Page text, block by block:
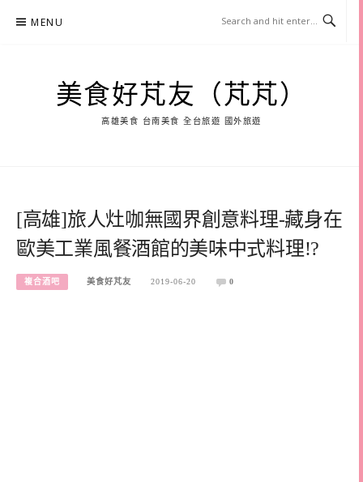
MENU
美食好芃友（芃芃）
高雄美食 台南美食 全台旅遊 國外旅遊
[高雄]旅人灶咖無國界創意料理-藏身在
歐美工業風餐酒館的美味中式料理!?
複合酒吧 美食好芃友 2019-06-20 0